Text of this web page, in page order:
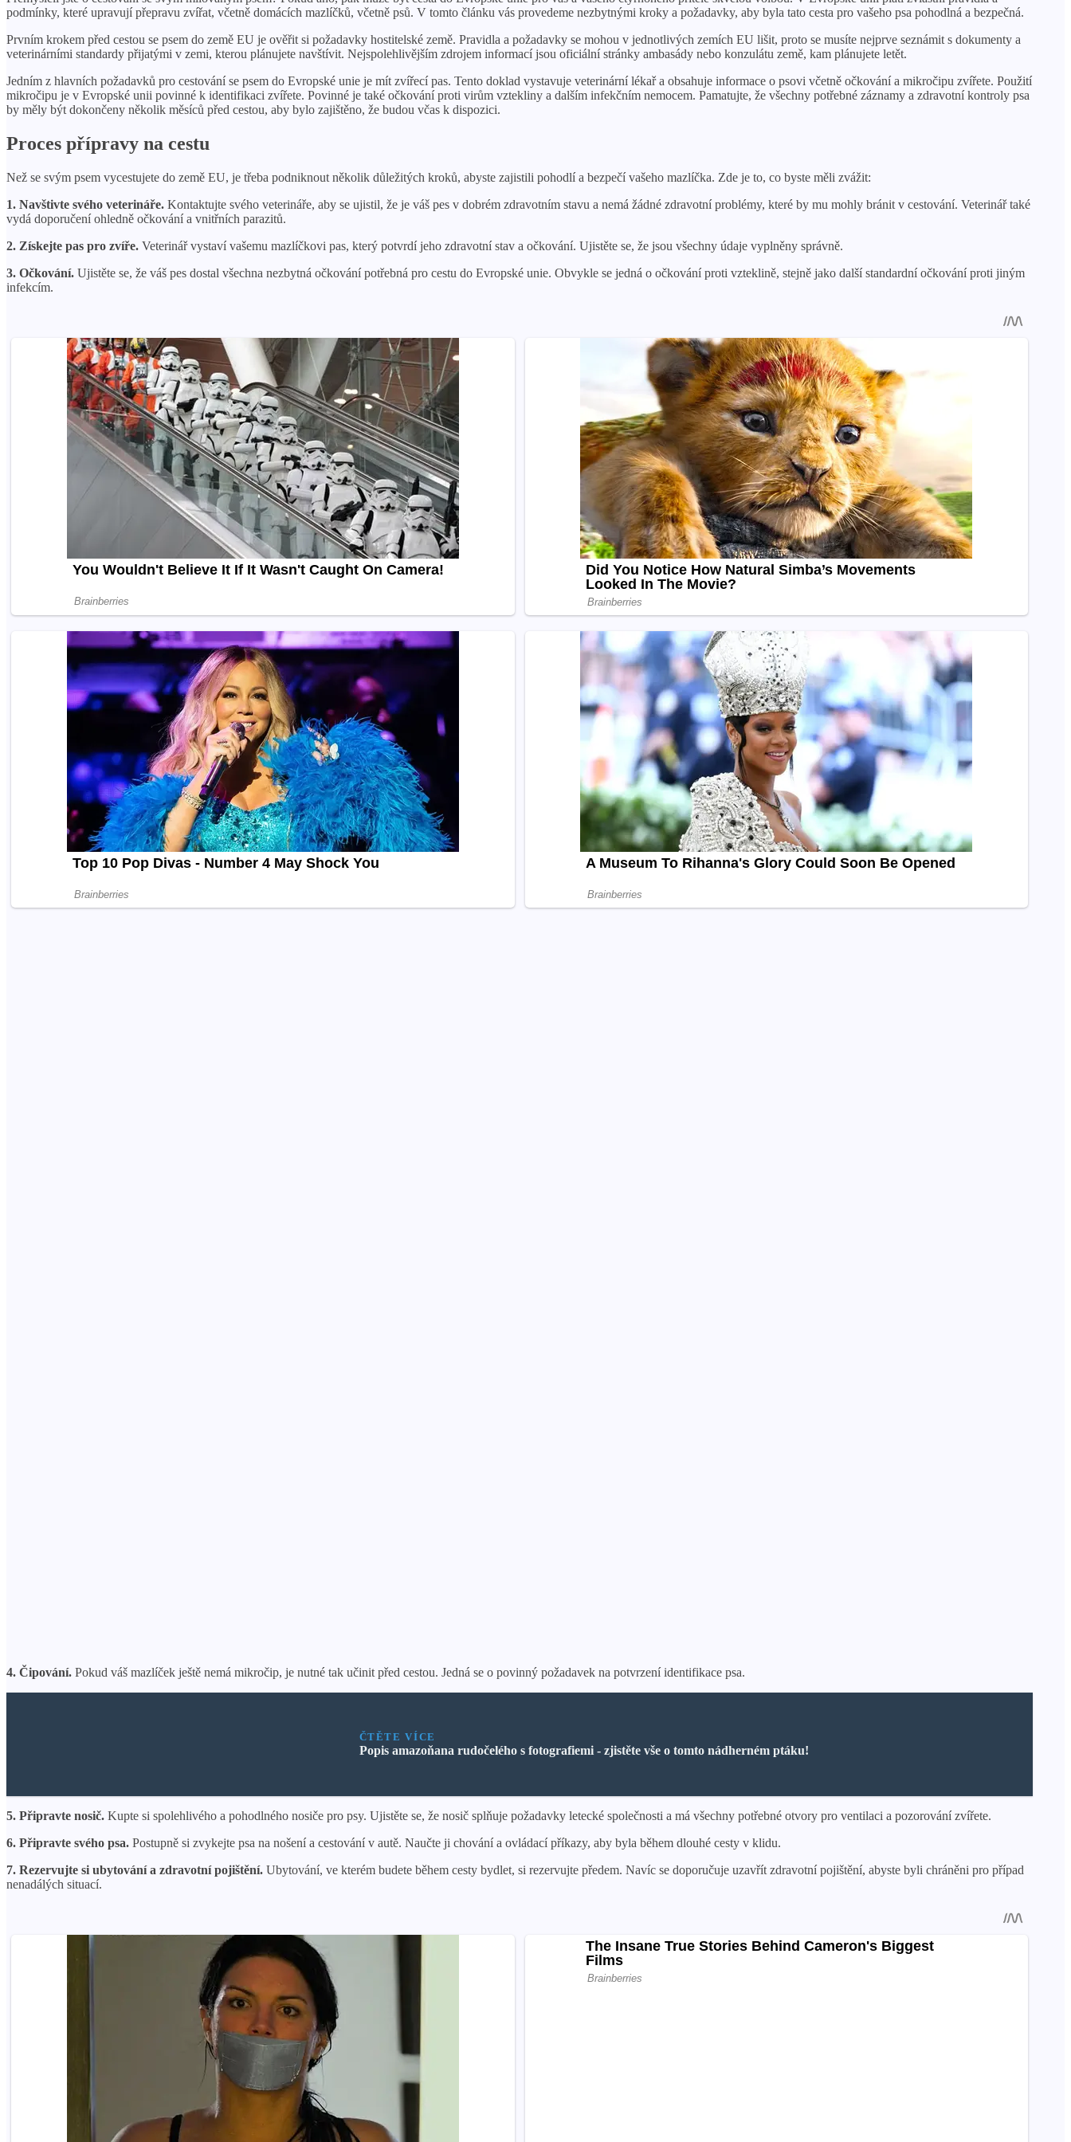
podmínky, které upravují přepravu zvířat, včetně domácích mazlíčků, včetně psů. V tomto článku vás provedeme nezbytnými kroky a požadavky, aby byla tato cesta pro vašeho psa pohodlná a bezpečná.
Prvním krokem před cestou se psem do země EU je ověřit si požadavky hostitelské země. Pravidla a požadavky se mohou v jednotlivých zemích EU lišit, proto se musíte nejprve seznámit s dokumenty a
veterinárními standardy přijatými v zemi, kterou plánujete navštívit. Nejspolehlivějším zdrojem informací jsou oficiální stránky ambasády nebo konzulátu země, kam plánujete letět.
Jedním z hlavních požadavků pro cestování se psem do Evropské unie je mít zvířecí pas. Tento doklad vystavuje veterinární lékař a obsahuje informace o psovi včetně očkování a mikročipu zvířete. Použití
mikročipu je v Evropské unii povinné k identifikaci zvířete. Povinné je také očkování proti virům vztekliny a dalším infekčním nemocem. Pamatujte, že všechny potřebné záznamy a zdravotní kontroly psa
by měly být dokončeny několik měsíců před cestou, aby bylo zajištěno, že budou včas k dispozici.
Proces přípravy na cestu
Než se svým psem vycestujete do země EU, je třeba podniknout několik důležitých kroků, abyste zajistili pohodlí a bezpečí vašeho mazlíčka. Zde je to, co byste měli zvážit:
1. Navštivte svého veterináře. Kontaktujte svého veterináře, aby se ujistil, že je váš pes v dobrém zdravotním stavu a nemá žádné zdravotní problémy, které by mu mohly bránit v cestování. Veterinář také
vydá doporučení ohledně očkování a vnitřních parazitů.
2. Získejte pas pro zvíře. Veterinář vystaví vašemu mazlíčkovi pas, který potvrdí jeho zdravotní stav a očkování. Ujistěte se, že jsou všechny údaje vyplněny správně.
3. Očkování. Ujistěte se, že váš pes dostal všechna nezbytná očkování potřebná pro cestu do Evropské unie. Obvykle se jedná o očkování proti vzteklině, stejně jako další standardní očkování proti jiným
infekcím.
4. Čipování. Pokud váš mazlíček ještě nemá mikročip, je nutné tak učinit před cestou. Jedná se o povinný požadavek na potvrzení identifikace psa.
ČTĚTE VÍCE
Popis amazoňana rudočelého s fotografiemi - zjistěte vše o tomto nádherném ptáku!
5. Připravte nosič. Kupte si spolehlivého a pohodlného nosiče pro psy. Ujistěte se, že nosič splňuje požadavky letecké společnosti a má všechny potřebné otvory pro ventilaci a pozorování zvířete.
6. Připravte svého psa. Postupně si zvykejte psa na nošení a cestování v autě. Naučte ji chování a ovládací příkazy, aby byla během dlouhé cesty v klidu.
7. Rezervujte si ubytování a zdravotní pojištění. Ubytování, ve kterém budete během cesty bydlet, si rezervujte předem. Navíc se doporučuje uzavřít zdravotní pojištění, abyste byli chráněni pro případ
nenadálých situací.